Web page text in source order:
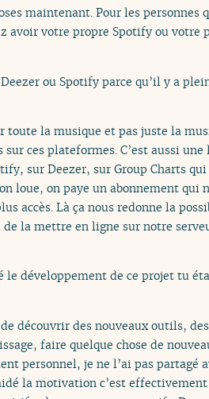
maintenant. Pour les personnes
avoir votre propre Spotify ou votre
ou Spotify parce qu’il y a
la musique et pas juste la
ces plateformes. C’est aussi
sur Deezer, sur Group Charts
loue, on paye un abonnement qui
accès. Là ça nous redonne la
la mettre en ligne sur notre
le développement de ce projet tu
découvrir des nouveaux outils,
faire quelque chose de
personnel, je ne l’ai pas partagé
la motivation c’est